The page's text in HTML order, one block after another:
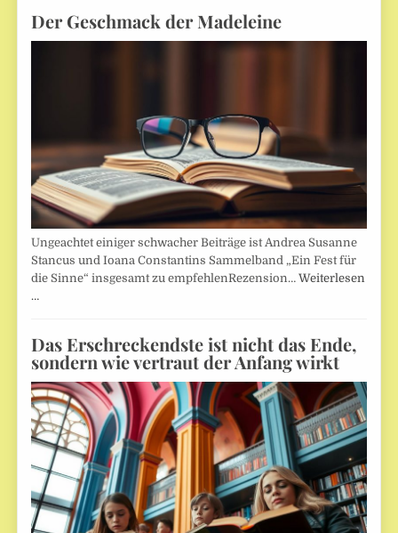
Der Geschmack der Madeleine
Ungeachtet einiger schwacher Beiträge ist Andrea Susanne
Stancus und Ioana Constantins Sammelband „Ein Fest für
die Sinne“ insgesamt zu empfehlenRezension…Weiterlesen
…
Das Erschreckendste ist nicht das Ende,
sondern wie vertraut der Anfang wirkt